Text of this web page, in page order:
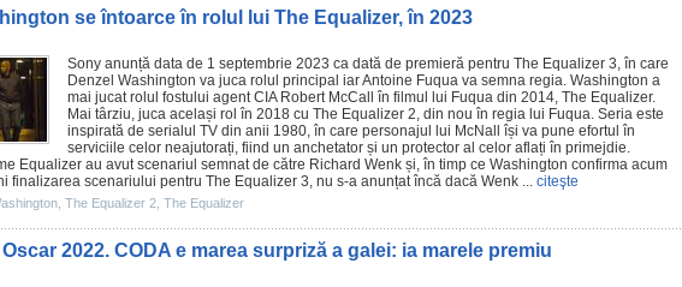
se întoarce în rolul lui The Equalizer, în 2023
Sony anunță data de 1 septembrie 2023 ca dată de premieră pentru The Equalizer 3, în care
Denzel Washington va juca rolul principal iar Antoine Fuqua va semna regia. Washington a
mai jucat rolul fostului agent CIA Robert McCall în filmul
lui Fuqua din 2014, The Equalizer.
Mai târziu, juca același rol în 2018 cu The Equalizer 2, din nou în regia lui Fuqua. Seria este
inspirată de serialul TV din anii 1980, în care personajul lui McNall își va pune efortul în
serviciile celor neajutorați, fiind un anchetator și un protector al celor aflați în primejdie.
Equalizer au avut scenariul semnat de către Richard Wenk și, în timp ce Washington confirma acum
finalizarea scenariului pentru The Equalizer 3, nu s-a anunțat încă dacă Wenk ... citeşte
The Equalizer 2 The Equalizer
2022. CODA e marea surpriză a galei: ia marele premiu